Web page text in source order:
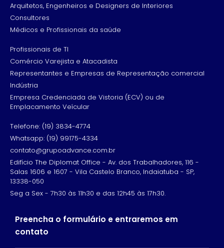
Arquitetos, Engenheiros e Designers de Interiores
Consultores
Médicos e Profissionais da saúde
Profissionais de TI
Comércio Varejista e Atacadista
Representantes e Empresas de Representação comercial
Indústria
Empresa Credenciada de Vistoria (ECV) ou de
Emplacamento Veícular
Telefone: (19) 3834-4774
Whatsapp: (19) 99175-4334
contato@grupoadvance.com.br
Edifício The Diplomat Office - Av. dos Trabalhadores, 116 -
Salas 1606 e 1607 - Vila Castelo Branco, Indaiatuba - SP,
13338-050
Seg a Sex - 7h30 às 11h30 e das 12h45 às 17h30.
Preencha o formulário e entraremos em
contato